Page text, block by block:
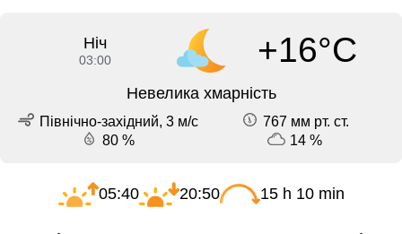
Ніч
03:00 +16°C
Невелика хмарність
Північно-західний, 3 м/с
767 мм рт. ст.
80 %
14 %
05:40 20:50 15 h 10 min